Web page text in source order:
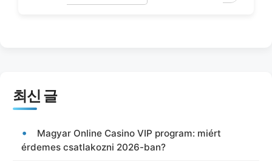
최신 글
Magyar Online Casino VIP program: miért
érdemes csatlakozni 2026-ban?